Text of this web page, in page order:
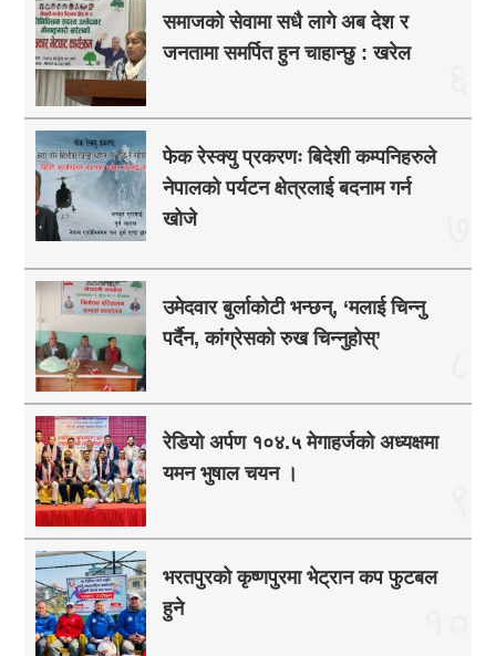
समाजको सेवामा सधै लागे अब देश र
जनतामा समर्पित हुन चाहान्छु : खरेल
फेक रेस्क्यु प्रकरणः बिदेशी कम्पनिहरुले
नेपालको पर्यटन क्षेत्रलाई बदनाम गर्न
खोजे
उमेदवार बुर्लाकोटी भन्छन्, ‘मलाई चिन्नु
पर्दैन, कांग्रेसको रुख चिन्नुहोस्’
रेडियो अर्पण १०४.५ मेगाहर्जको अध्यक्षमा
यमन भुषाल चयन ।
भरतपुरको कृष्णपुरमा भेट्रान कप फुटबल
हुने